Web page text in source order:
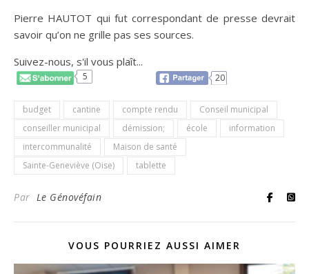
Pierre HAUTOT qui fut correspondant de presse devrait
savoir qu’on ne grille pas ses sources.
Suivez-nous, s'il vous plaît...
5 20
budget cantine compte rendu
Conseil municipal
conseiller municipal
démission; école
information
intercommunalité
Maison de santé
Sainte-Geneviève (Oise)
tablette
Par Le Génovéfain
VOUS POURRIEZ AUSSI AIMER